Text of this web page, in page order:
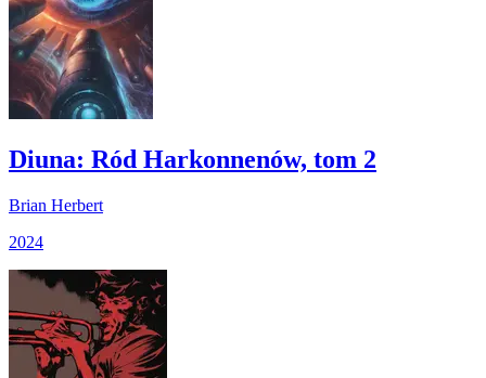
Diuna: Ród Harkonnenów, tom 2
Brian Herbert
2024